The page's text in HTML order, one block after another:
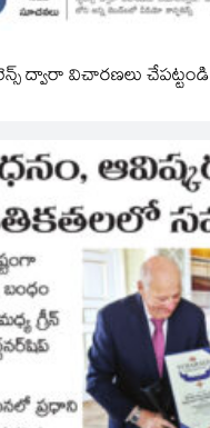
ద్వారా విచారణలు చేపట్టండి